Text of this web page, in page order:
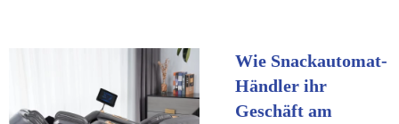
Wie Snackautomat-
Händler ihr
Geschäft am